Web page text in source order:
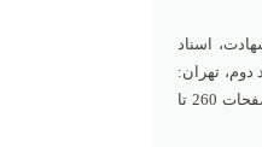
اسناد
تهران:
انتشارات ابوذر، 25 مهر 1358، صفحات 260 تا